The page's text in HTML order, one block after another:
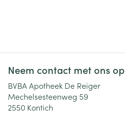
Neem contact met ons op
BVBA Apotheek De Reiger
Mechelsesteenweg 59
2550 Kontich